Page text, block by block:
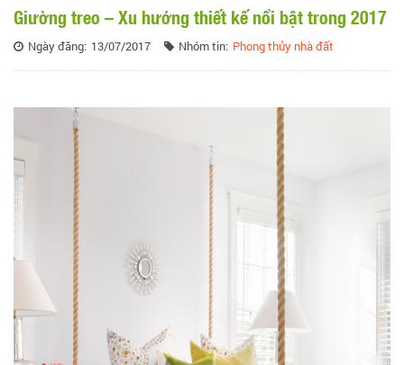
Giường treo – Xu hướng thiết kế nổi bật trong 2017
Ngày đăng: 13/07/2017 Nhóm tin: Phong thủy nhà đất